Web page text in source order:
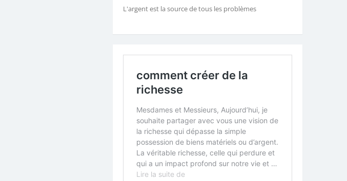
L'argent est la source de tous les problèmes